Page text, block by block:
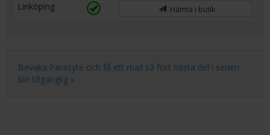
Linköping Hämta i butik
Bevaka Parasyte och få ett mail så fort nästa del i serien
blir tillgänglig »